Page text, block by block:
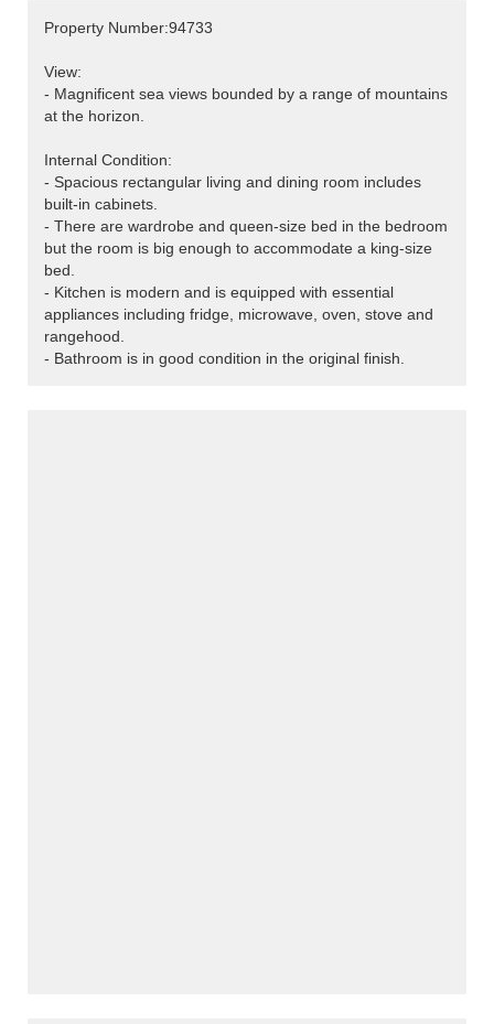
Property Number:94733
View:
- Magnificent sea views bounded by a range of mountains
at the horizon.
Internal Condition:
- Spacious rectangular living and dining room includes
built-in cabinets.
- There are wardrobe and queen-size bed in the bedroom
but the room is big enough to accommodate a king-size
bed.
- Kitchen is modern and is equipped with essential
appliances including fridge, microwave, oven, stove and
rangehood.
- Bathroom is in good condition in the original finish.